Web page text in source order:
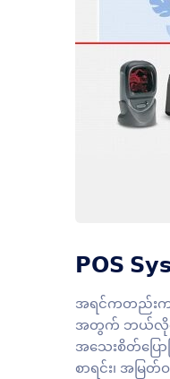
𝗣𝗢𝗦
အရင်ကတည်းက
အတွက် ဘယ်လိုက
အသေးစိတ်ပြေ
စာရင်း၊ အမ